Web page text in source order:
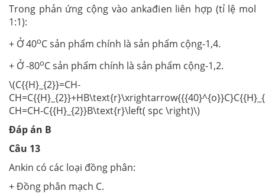
Trong phản ứng cộng vào ankađien liên hợp (tỉ lệ mol
1:1):
+ Ở 40oC sản phẩm chính là sản phẩm cộng-1,4.
+ Ở -80oC sản phẩm chính là sản phẩm cộng-1,2.
\(C{{H}_{2}}=CH-
CH=CH-C{{H}_{2}}B\text{r}\left( spc \right)\)
Đáp án B
Câu 13
Ankin có các loại đồng phân:
+ Đồng phân mạch C.